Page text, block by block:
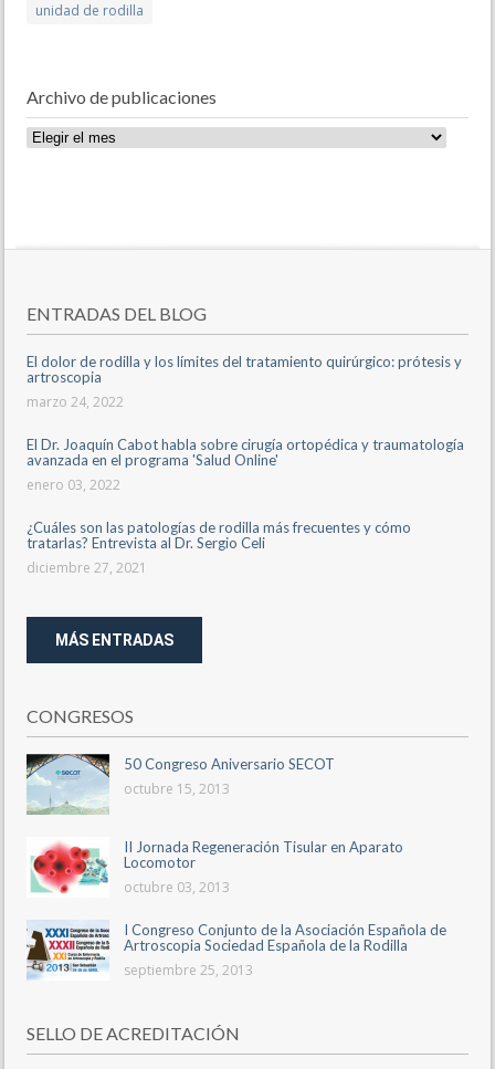
unidad de rodilla
Archivo de publicaciones
Archivo
ENTRADAS DEL BLOG
El dolor de rodilla y los límites del tratamiento quirúrgico: prótesis y
artroscopia
marzo 24, 2022
El Dr. Joaquín Cabot habla sobre cirugía ortopédica y traumatología
avanzada en el programa 'Salud Online'
enero 03, 2022
¿Cuáles son las patologías de rodilla más frecuentes y cómo
tratarlas? Entrevista al Dr. Sergio Celi
diciembre 27, 2021
MÁS ENTRADAS
CONGRESOS
50 Congreso Aniversario SECOT
octubre 15, 2013
II Jornada Regeneración Tisular en Aparato
Locomotor
octubre 03, 2013
I Congreso Conjunto de la Asociación Española de
Artroscopia Sociedad Española de la Rodilla
septiembre 25, 2013
SELLO DE ACREDITACIÓN